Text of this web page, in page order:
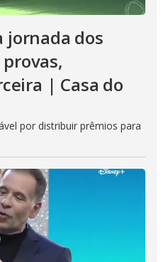
jornada dos
| Casa do
por distribuir prêmios para